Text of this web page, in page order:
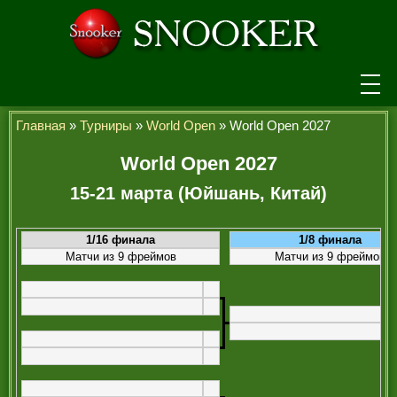
НОВОСТИ
ТУРНИРЫ
РЕЙТИНГ
ИГРОКИ
СЕНЧУРИ БРЕЙКИ
МАКСИМАЛЬНЫЕ БРЕЙКИ
ЧЕМПИОНЫ МИРА
ЛЕГЕНДЫ СНУКЕРА
Главная » Турниры » World Open » World Open 2027
World Open 2027
15-21 марта (Юйшань, Китай)
1/16 финала
1/8 финала
Матчи из 9 фреймов
Матчи из 9 фреймов